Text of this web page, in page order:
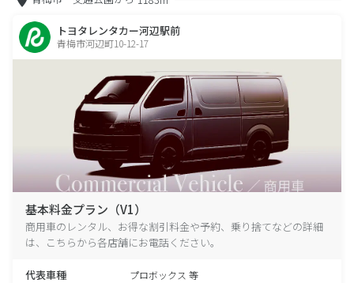
トヨタレンタカー河辺駅前
青梅市河辺町10-12-17
基本料金プラン（V1）
商用車のレンタル、お得な割引料金や予約、乗り捨てなどの詳細
は、こちらから各店舗にお電話ください。
代表車種 プロボックス 等